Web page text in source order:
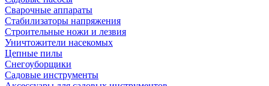
Сварочные аппараты
Стабилизаторы напряжения
Строительные ножи и лезвия
Уничтожители насекомых
Цепные пилы
Снегоуборщики
Садовые инструменты